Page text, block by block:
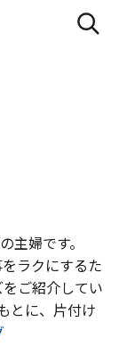
主婦です。
ラクにするた
ご紹介してい
とに、片付け